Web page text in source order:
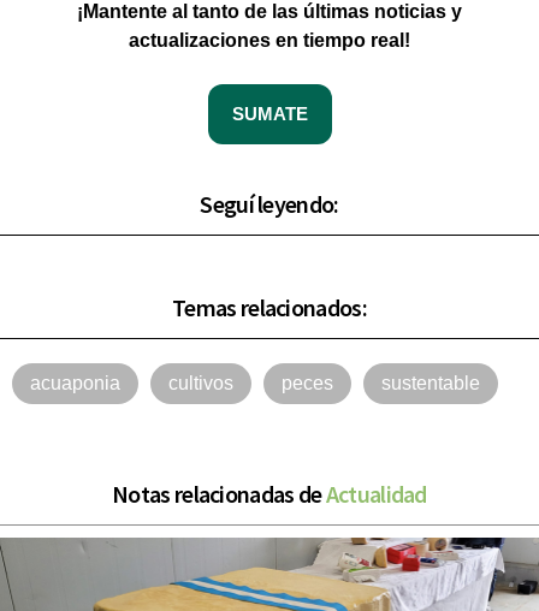
¡Mantente al tanto de las últimas noticias y
actualizaciones en tiempo real!
SUMATE
Seguí leyendo:
Temas relacionados:
acuaponia cultivos peces sustentable
Notas relacionadas deActualidad